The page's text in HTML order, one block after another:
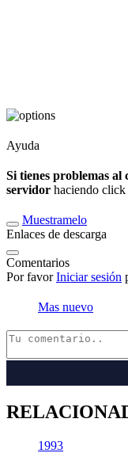
Ayuda
Si tienes problemas
servidor haciendo click
Muestramelo
Enlaces de descarga
Comentarios
Por favorIniciar sesión
Mas nuevo
1993